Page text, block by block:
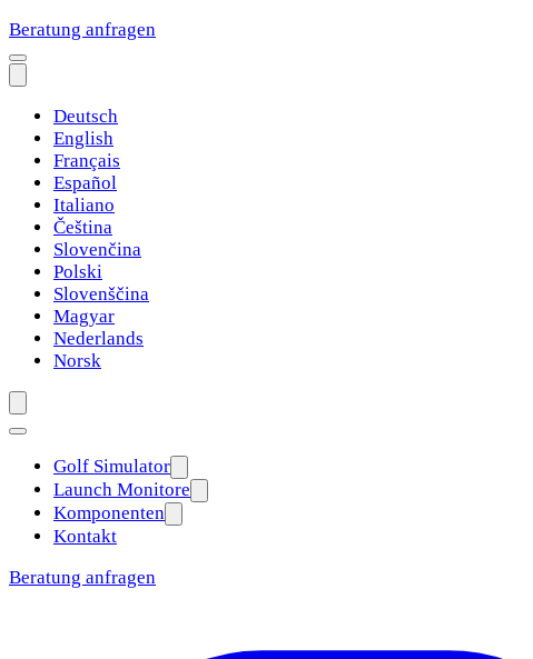
Beratung anfragen
Deutsch
English
Français
Español
Italiano
Čeština
Slovenčina
Polski
Slovenščina
Magyar
Nederlands
Norsk
Golf Simulator
Launch Monitore
Komponenten
Kontakt
Beratung anfragen